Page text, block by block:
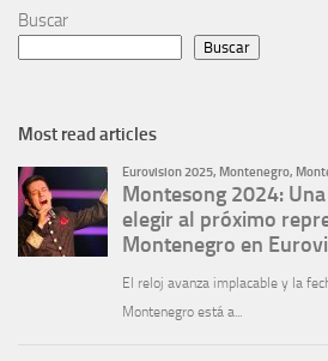
Buscar
Buscar
Most read articles